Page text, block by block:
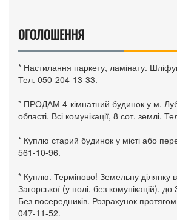
ОГОЛОШЕННЯ
* Настилання паркету, ламінату.
Тел. 050-204-13-33.
* ПРОДАМ 4-кімнатний будинок у м.
області. Всі комунікації, 8 сот. землі.
* Куплю старий будинок у місті або
561-10-96.
* Куплю. Терміново! Земельну ділянку в
Загорської (у полі, без комунікацій),
Без посередників. Розрахунок
047-11-52.